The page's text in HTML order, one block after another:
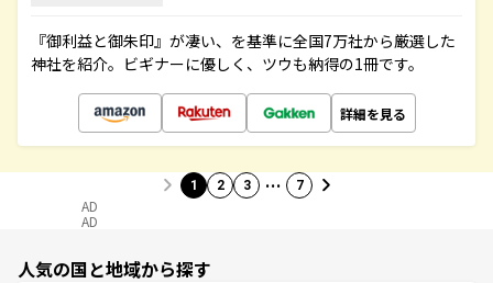
『御利益と御朱印』が凄い、を基準に全国7万社から厳選した
神社を紹介。ビギナーに優しく、ツウも納得の1冊です。
詳細を見る
1 2 3 … 7
AD
AD
人気の国と地域から探す